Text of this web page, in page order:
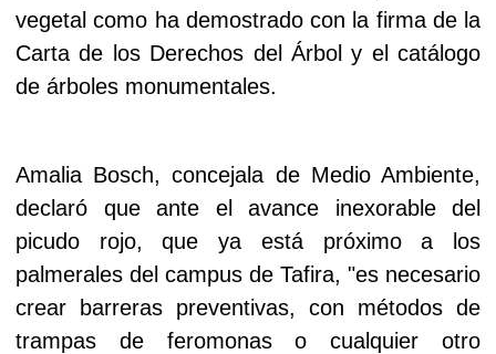
vegetal como ha demostrado con la firma de la
Carta de los Derechos del Árbol y el catálogo
de árboles monumentales.
Amalia Bosch, concejala de Medio Ambiente,
declaró que ante el avance inexorable del
picudo rojo, que ya está próximo a los
palmerales del campus de Tafira, "es necesario
crear barreras preventivas, con métodos de
trampas de feromonas o cualquier otro